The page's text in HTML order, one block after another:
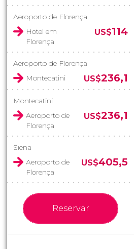
Aeroporto de Florença
Hotel em
Florença
US$114
Aeroporto de Florença
Montecatini
US$236,1
Montecatini
Aeroporto de
Florença
US$236,1
Siena
Aeroporto de
Florença
US$405,5
Reservar